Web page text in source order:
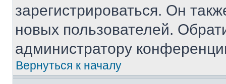
зарегистрироваться. Он
новых пользователей.
администратору
Вернуться к началу